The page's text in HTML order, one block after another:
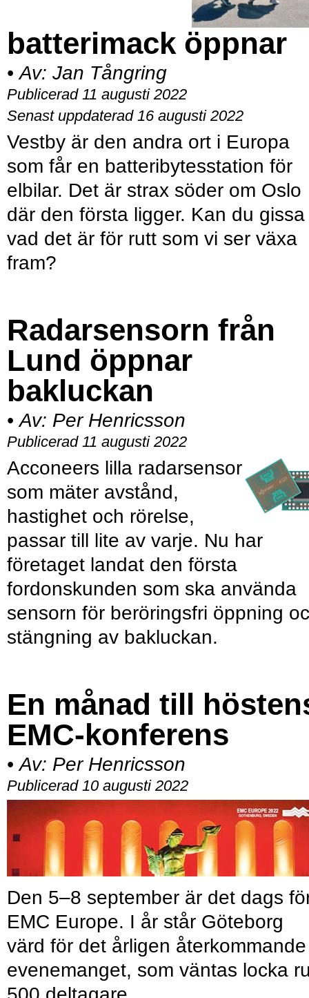
batterimack öppnar
• Av: Jan Tångring
Publicerad 11 augusti 2022
Senast uppdaterad 16 augusti 2022
Vestby är den andra ort i Europa
som får en batteribytesstation för
elbilar. Det är strax söder om Oslo
där den första ligger. Kan du gissa
vad det är för rutt som vi ser växa
fram?
Radarsensorn från
Lund öppnar
bakluckan
• Av: Per Henricsson
Publicerad 11 augusti 2022
Acconeers lilla radarsensor
som mäter avstånd,
hastighet och rörelse,
passar till lite av varje. Nu har
företaget landat den första
fordonskunden som ska använda
sensorn för beröringsfri öppning
stängning av bakluckan.
En månad till
EMC-konferens
• Av: Per Henricsson
Publicerad 10 augusti 2022
Den 5–8 september är det dags
EMC Europe. I år står Göteborg
värd för det årligen återkommande
evenemanget, som väntas locka